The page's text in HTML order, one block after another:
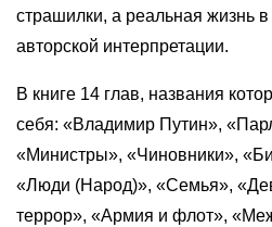
страшилки, а реальная жизнь
авторской интерпретации.
В книге 14 глав, названия
себя: «Владимир Путин»,
«Министры», «Чиновники»,
«Люди (Народ)», «Семья»,
террор», «Армия и флот»,